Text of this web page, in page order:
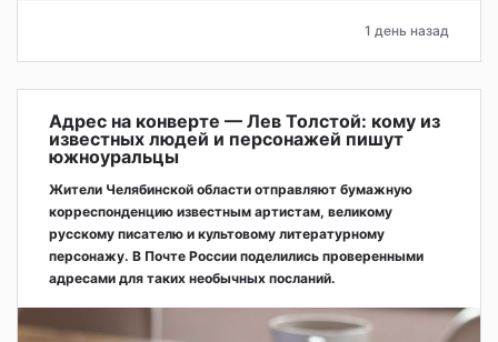
1 день назад
Адрес на конверте — Лев Толстой: кому из
известных людей и персонажей пишут
южноуральцы
Жители Челябинской области отправляют бумажную
корреспонденцию известным артистам, великому
русскому писателю и культовому литературному
персонажу. В Почте России поделились проверенными
адресами для таких необычных посланий.